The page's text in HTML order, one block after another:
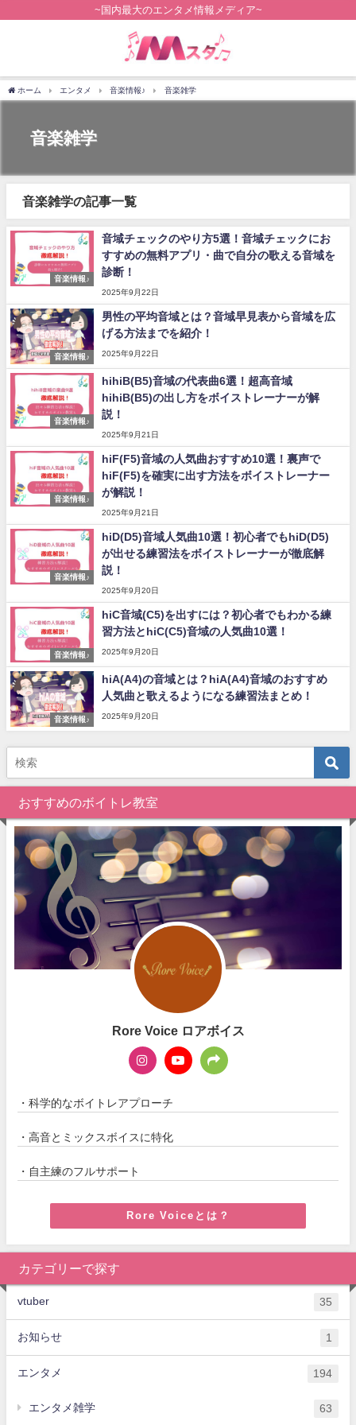
~国内最大のエンタメ情報メディア~
ホーム エンタメ 音楽情報♪ 音楽雑学
音楽雑学
音楽雑学の記事一覧
音楽情報♪
音域チェックのやり方5選！音域チェックにお
すすめの無料アプリ・曲で自分の歌える音域を
診断！
2025年9月22日
音楽情報♪
男性の平均音域とは？音域早見表から音域を広
げる方法までを紹介！
2025年9月22日
音楽情報♪
hihiB(B5)音域の代表曲6選！超高音域
hihiB(B5)の出し方をボイストレーナーが解
説！
2025年9月21日
音楽情報♪
hiF(F5)音域の人気曲おすすめ10選！裏声で
hiF(F5)を確実に出す方法をボイストレーナー
が解説！
2025年9月21日
音楽情報♪
hiD(D5)音域人気曲10選！初心者でもhiD(D5)
が出せる練習法をボイストレーナーが徹底解
説！
2025年9月20日
音楽情報♪
hiC音域(C5)を出すには？初心者でもわかる練
習方法とhiC(C5)音域の人気曲10選！
2025年9月20日
音楽情報♪
hiA(A4)の音域とは？hiA(A4)音域のおすすめ
人気曲と歌えるようになる練習法まとめ！
2025年9月20日
おすすめのボイトレ教室
Rore Voice ロアボイス
・科学的なボイトレアプローチ
・高音とミックスボイスに特化
・自主練のフルサポート
Rore Voiceとは？
カテゴリーで探す
vtuber 35
お知らせ 1
エンタメ 194
エンタメ雑学 63